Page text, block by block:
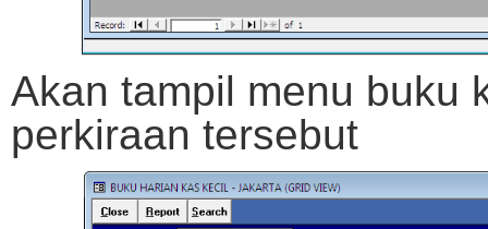
Akan tampil menu buku
perkiraan tersebut